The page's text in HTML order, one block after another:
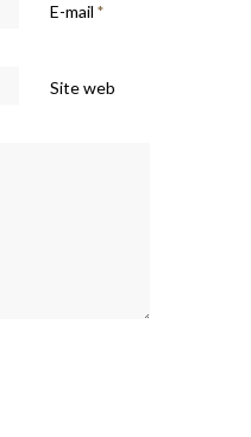
E-mail *
Site web